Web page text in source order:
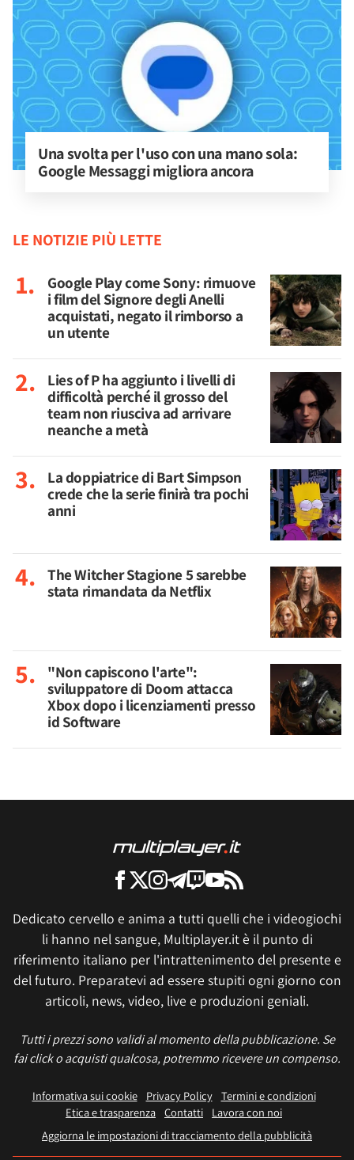
Una svolta per l'uso con una mano sola:
Google Messaggi migliora ancora
LE NOTIZIE PIÙ LETTE
Google Play come Sony: rimuove
i film del Signore degli Anelli
acquistati, negato il rimborso a
un utente
Lies of P ha aggiunto i livelli di
difficoltà perché il grosso del
team non riusciva ad arrivare
neanche a metà
La doppiatrice di Bart Simpson
crede che la serie finirà tra pochi
anni
The Witcher Stagione 5 sarebbe
stata rimandata da Netflix
"Non capiscono l'arte":
sviluppatore di Doom attacca
Xbox dopo i licenziamenti presso
id Software
Dedicato cervello e anima a tutti quelli che i videogiochi
li hanno nel sangue, Multiplayer.it è il punto di
riferimento italiano per l'intrattenimento del presente e
del futuro. Preparatevi ad essere stupiti ogni giorno con
articoli, news, video, live e produzioni geniali.
Tutti i prezzi sono validi al momento della pubblicazione. Se
fai click o acquisti qualcosa, potremmo ricevere un compenso.
Informativa sui cookie Privacy Policy
Termini e condizioni
Etica e trasparenza Contatti
Lavora con noi
Aggiorna le impostazioni di tracciamento della pubblicità